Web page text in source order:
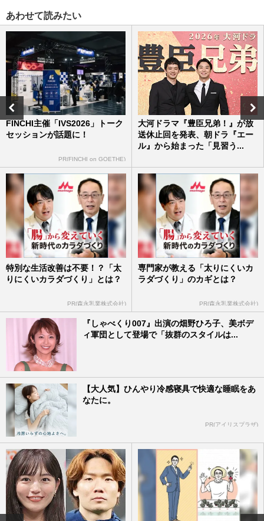
なく、フジテレビも救う「ヒ…
週刊女性2025年7月1日・8日号 2025/6/23
『あんぱん』加瀬亮・『とと姉ちゃん』西
島秀俊も…「終了時の生存率は2割以下」
短命すぎる朝ドラ主人公・…
週刊女性2025年6月3日号 2025/5/26
フジテレビ騒動で大手航空会社とのタイア
ップ企画が頓挫、7月クールの福原遥主
演“月9・航空モノ”ドラマが…
週刊女性2025年3月18日号 2025/3/5
福原遥、日本テレビドラマ『マル秘の密子
さん』でダークな役に初挑戦！インタビュ
ー中にうっかり発言!?
週刊女性2024年8月6日号 2024/7/27
あわせて読みたい
FINCHI主催「IVS2026」トーク
セッションが話題に！
PR(FINCHI on GOETHE)
大河ドラマ『豊臣兄弟！』が放
送休止回を発表、朝ドラ『エー
ル』から始まった「見習う...
特別な生活改善は不要！？「太
りにくいカラダづくり」とは？
PR(森永乳業株式会社)
専門家が教える「太りにくいカ
ラダづくり」のカギとは？
PR(森永乳業株式会社)
『しゃべくり007』出演の畑野ひろ子、美ボデ
ィ軍団として登場で「抜群のスタイルは...
【大人気】ひんやり冷感寝具で快適な睡眠をあ
なたに。
PR(アイリスプラザ)